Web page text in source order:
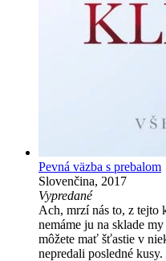
Pevná väzba s prebalom
Slovenčina, 2017
Vypredané
Ach, mrzí nás to, z tejto
nemáme ju na sklade
môžete mať šťastie v
nepredali posledné kusy.